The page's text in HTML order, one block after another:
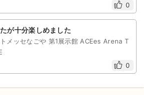
0
が十分楽しめました
メッセなごや 第1展示館 ACEes Arena T
0